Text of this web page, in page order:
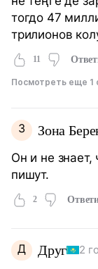
тогдо 47
трилионов
11
Посмотреть еще 1
З Зона
Он и не знает,
пишут.
2
Д Друг 2